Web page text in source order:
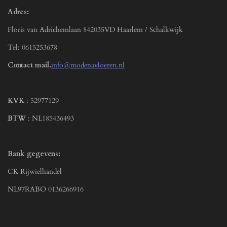
Adres:
Floris van Adrichemlaan 842035VD Haarlem / Schalkwijk
Tel: 0615253678
Contact mail.info@modenavloeren.nl
KVK : 52977129
BTW : NL185436493
Bank gegevens:
CK Rijwielhandel
NL97RABO 0136266916